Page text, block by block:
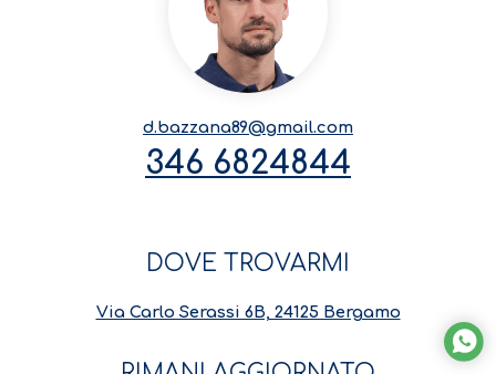
d.bazzana89@gmail.com
346 6824844
DOVE TROVARMI
Via Carlo Serassi 6B, 24125 Bergamo